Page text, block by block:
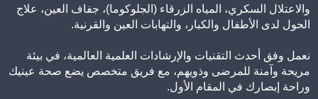
والاعتلال السكري، المياه الزرقاء (الجلوكوما)، جفاف العين، علاج
الحول لدى الأطفال والكبار، والتهابات العين والقرنية.
نعمل وفق أحدث التقنيات والإرشادات العلمية العالمية، في بيئة
مريحة وآمنة للمرضى وذويهم، مع فريق متخصص يضع صحة عينيك
وراحة إبصارك في المقام الأول.